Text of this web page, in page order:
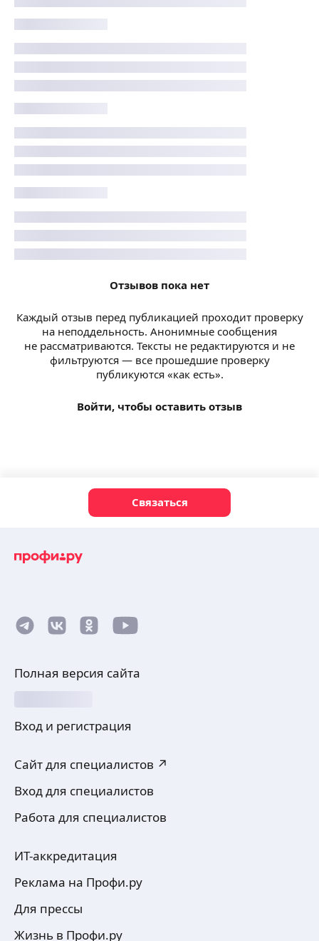
Отзывов пока нет
Каждый отзыв перед публикацией проходит проверку
на неподдельность. Анонимные сообщения
не рассматриваются. Тексты не редактируются и не
фильтруются — все прошедшие проверку
публикуются «как есть».
Войти, чтобы оставить отзыв
Связаться
Полная версия сайта
Вход и регистрация
Сайт для специалистов ↗
Вход для специалистов
Работа для специалистов
ИТ-аккредитация
Реклама на Профи.ру
Для прессы
Жизнь в Профи.ру